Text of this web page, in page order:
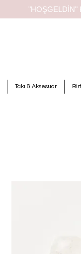
"HOŞGELDİN"
Takı & Aksesuar